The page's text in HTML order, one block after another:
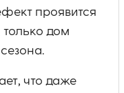
проявится
только дом
что даже